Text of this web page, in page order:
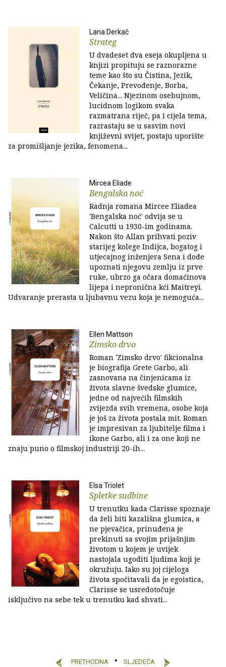
Lana Derkač
Strateg
U dvadeset dva eseja okupljena u
knjizi propituju se raznorazne
teme kao što su Čistina, Jezik,
Čekanje, Prevođenje, Borba,
Veličina... Njezinom osebujnom,
lucidnom logikom svaka
razmatrana riječ, pa i cijela tema,
razrastaju se u sasvim novi
književni svijet, postaju uporište
za promišljanje jezika, fenomena...
Mircea Eliade
Bengalska noć
Radnja romana Mircee Eliadea
'Bengalska noć' odvija se u
Calcutti u 1930-im godinama.
Nakon što Allan prihvati poziv
starijeg kolege Indijca, bogatog i
utjecajnog inženjera Sena i dođe
upoznati njegovu zemlju iz prve
ruke, ubrzo ga očara domaćinova
lijepa i nepronična kći Maitreyi.
Udvaranje prerasta u ljubavnu vezu koja je nemoguća...
Ellen Mattson
Zimsko drvo
Roman 'Zimsko drvo' fikcionalna
je biografija Grete Garbo, ali
zasnovana na činjenicama iz
života slavne švedske glumice,
jedne od najvećih filmskih
zvijezda svih vremena, osobe koja
je još za života postala mit. Roman
je impresivan za ljubitelje filma i
ikone Garbo, ali i za one koji ne
znaju puno o filmskoj industriji 20-ih...
Elsa Triolet
Spletke sudbine
U trenutku kada Clarisse spoznaje
da želi biti kazališna glumica, a
ne pjevačica, prinuđena je
prekinuti sa svojim prijašnjim
životom u kojem je uvijek
nastojala ugoditi ljudima koji je
okružuju. Iako su joj cijeloga
života spočitavali da je egoistica,
Clarisse se usredotočuje
isključivo na sebe tek u trenutku kad shvati...
PRETHODNA SLJEDEĆA